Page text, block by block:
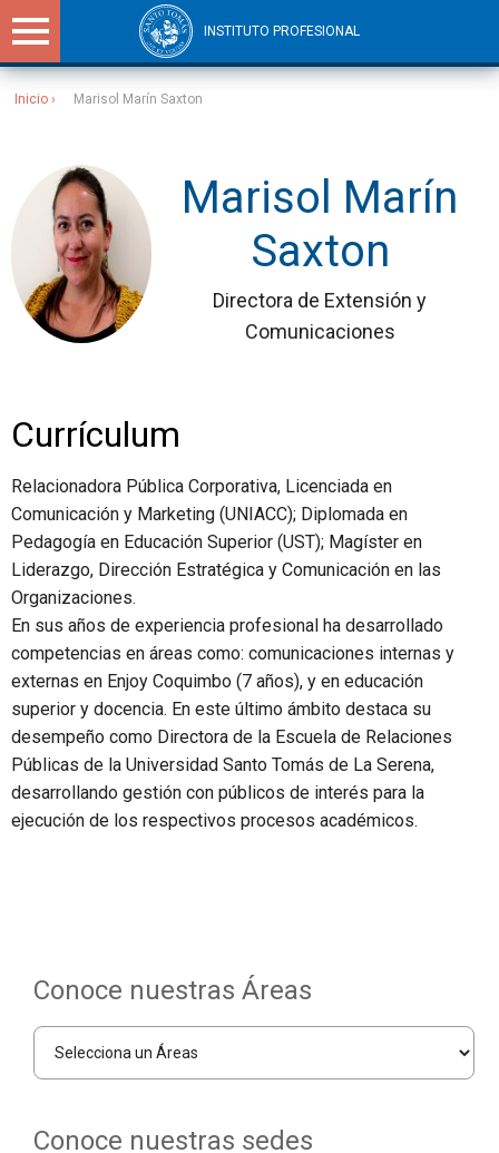
INSTITUTO PROFESIONAL
Inicio Marisol Marín Saxton
Marisol Marín
Saxton
Directora de Extensión y
Comunicaciones
Currículum
Relacionadora Pública Corporativa, Licenciada en
Comunicación y Marketing (UNIACC); Diplomada en
Pedagogía en Educación Superior (UST); Magíster en
Liderazgo, Dirección Estratégica y Comunicación en las
Organizaciones.
En sus años de experiencia profesional ha desarrollado
competencias en áreas como: comunicaciones internas y
externas en Enjoy Coquimbo (7 años), y en educación
superior y docencia. En este último ámbito destaca su
desempeño como Directora de la Escuela de Relaciones
Públicas de la Universidad Santo Tomás de La Serena,
desarrollando gestión con públicos de interés para la
ejecución de los respectivos procesos académicos.
Conoce nuestras Áreas
Conoce nuestras sedes